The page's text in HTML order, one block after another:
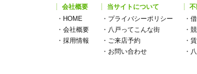
会社概要
・ HOME
・ 会社概要
・ 採用情報
当サイトについて
・ プライバシーポリシー
・ 八戸ってこんな街
・ ご来店予約
・ お問い合わせ
・
・
・
・